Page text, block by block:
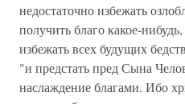
недостаточно избежать
получить благо какое-
избежать всех будущих
"и предстать пред Сына
наслаждение благами. Ибо